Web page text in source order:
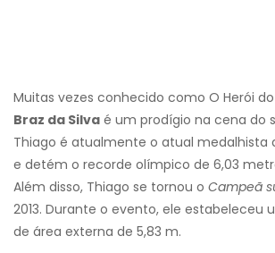
Muitas vezes conhecido como O Herói do
Braz da Silva é um prodígio na cena do
Thiago é atualmente o atual medalhista
e detém o recorde olímpico de 6,03
Além disso, Thiago se tornou o Campeã
2013. Durante o evento, ele estabeleceu
de área externa de 5,83 m.